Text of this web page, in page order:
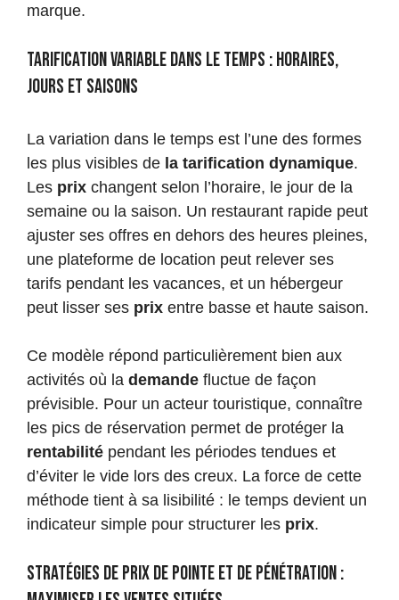
marque.
Tarification variable dans le temps : horaires,
jours et saisons
La variation dans le temps est l’une des formes
les plus visibles de la tarification dynamique.
Les prix changent selon l’horaire, le jour de la
semaine ou la saison. Un restaurant rapide peut
ajuster ses offres en dehors des heures pleines,
une plateforme de location peut relever ses
tarifs pendant les vacances, et un hébergeur
peut lisser ses prix entre basse et haute saison.
Ce modèle répond particulièrement bien aux
activités où la demande fluctue de façon
prévisible. Pour un acteur touristique, connaître
les pics de réservation permet de protéger la
rentabilité pendant les périodes tendues et
d’éviter le vide lors des creux. La force de cette
méthode tient à sa lisibilité : le temps devient un
indicateur simple pour structurer les prix.
Stratégies de prix de pointe et de pénétration :